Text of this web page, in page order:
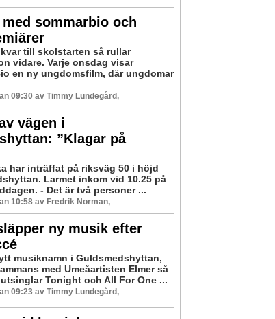
sommarbio och
kvar till skolstarten så rullar
vidare. Varje onsdag visar
en ny ungdomsfilm, där ungdomar
09:30 av Timmy Lundegård,
vägen i
”Klagar på
har inträffat på riksväg 50 i höjd
Larmet inkom vid 10.25 på
- Det är två personer ...
10:58 av Fredrik Norman,
ny musik efter
musiknamn i Guldsmedshyttan,
med Umeåartisten Elmer så
Tonight och All For One ...
09:23 av Timmy Lundegård,